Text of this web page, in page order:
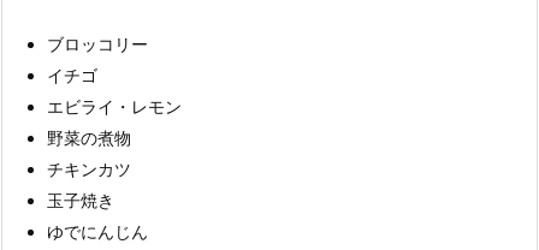
ブロッコリー
イチゴ
エビライ・レモン
野菜の煮物
チキンカツ
玉子焼き
ゆでにんじん